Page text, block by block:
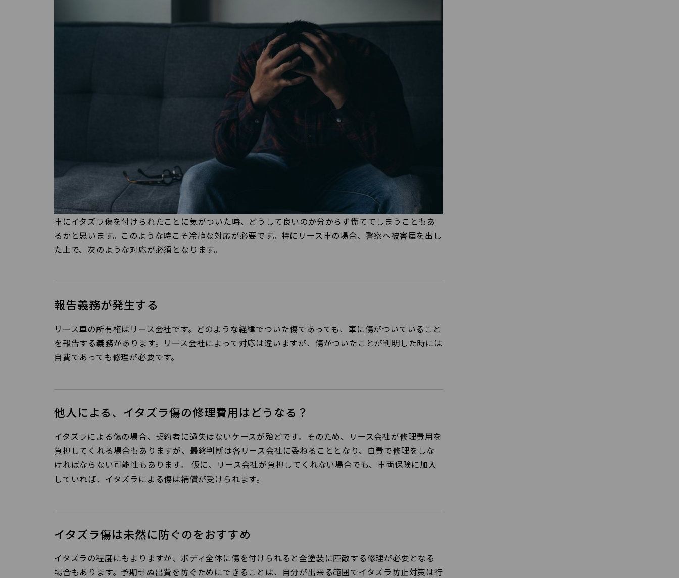
車にイタズラ傷を付けられたことに気がついた時、どうして良いのか分からず慌ててしまうこともあ
るかと思います。このような時こそ冷静な対応が必要です。特にリース車の場合、警察へ被害届を出し
た上で、次のような対応が必須となります。
報告義務が発生する
リース車の所有権はリース会社です。どのような経緯でついた傷であっても、車に傷がついていること
を報告する義務があります。リース会社によって対応は違いますが、傷がついたことが判明した時には
自費であっても修理が必要です。
他人による、イタズラ傷の修理費用はどうなる？
イタズラによる傷の場合、契約者に過失はないケースが殆どです。そのため、リース会社が修理費用を
負担してくれる場合もありますが、最終判断は各リース会社に委ねることとなり、自費で修理をしな
ければならない可能性もあります。 仮に、リース会社が負担してくれない場合でも、車両保険に加入
していれば、イタズラによる傷は補償が受けられます。
イタズラ傷は未然に防ぐのをおすすめ
イタズラの程度にもよりますが、ボディ全体に傷を付けられると全塗装に匹敵する修理が必要となる
場合もあります。予期せぬ出費を防ぐためにできることは、自分が出来る範囲でイタズラ防止対策は行